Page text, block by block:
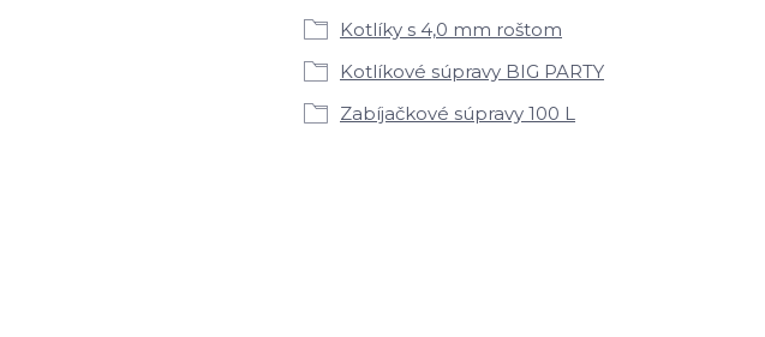
Kotlíky s 4,0 mm roštom
Kotlíkové súpravy BIG PARTY
Zabíjačkové súpravy 100 L